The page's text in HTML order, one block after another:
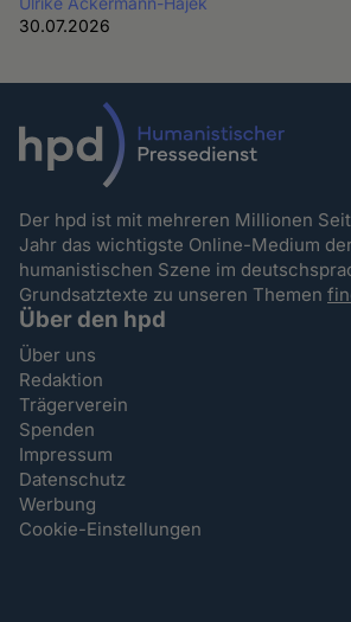
30.07.2026
Der hpd ist mit mehreren Millionen
Jahr das wichtigste Online-Medium
humanistischen Szene im
Grundsatztexte zu unseren Themen
Über den hpd
Über uns
Redaktion
Trägerverein
Spenden
Impressum
Datenschutz
Werbung
Cookie-Einstellungen